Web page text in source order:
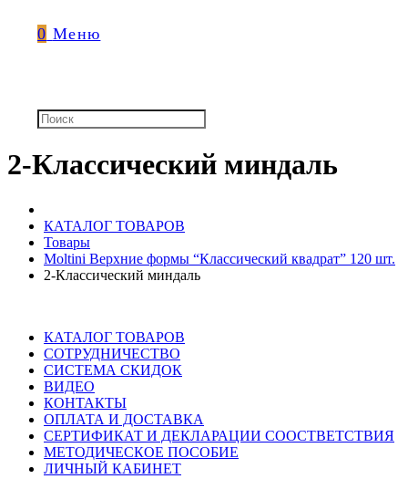
0 Меню
2-Классический миндаль
КАТАЛОГ ТОВАРОВ
Товары
Moltini Верхние формы “Классический квадрат” 120 шт.
2-Классический миндаль
КАТАЛОГ ТОВАРОВ
СОТРУДНИЧЕСТВО
СИСТЕМА СКИДОК
ВИДЕО
КОНТАКТЫ
ОПЛАТА И ДОСТАВКА
СЕРТИФИКАТ И ДЕКЛАРАЦИИ СООСТВЕТСТВИЯ
МЕТОДИЧЕСКОЕ ПОСОБИЕ
ЛИЧНЫЙ КАБИНЕТ